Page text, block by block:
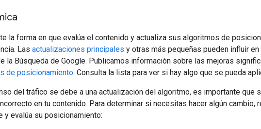
la forma en que evalúa el contenido y actualiza sus algoritmos de
Las actualizaciones principales y otras más pequeñas pueden influir
la Búsqueda de Google. Publicamos información sobre las mejoras
de posicionamiento. Consulta la lista para ver si hay algo que se pueda
del tráfico se debe a una actualización del algoritmo, es importante que
en tu contenido. Para determinar si necesitas hacer algún cambio,
y evalúa su posicionamiento: